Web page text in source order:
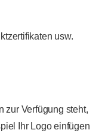
usw.
zur Verfügung steht,
Ihr Logo einfügen